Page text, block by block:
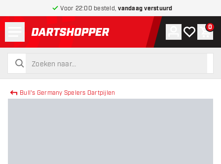
Voor 22:00 besteld,vandaag verstuurd
terug naar home pagina
zoeken
zoeken
Account
Mijn 0
Bull's Germany Spelers Dartpijlen